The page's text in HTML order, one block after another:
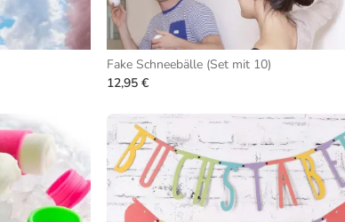
Fake Schneebälle (Set mit 10)
12,95 €